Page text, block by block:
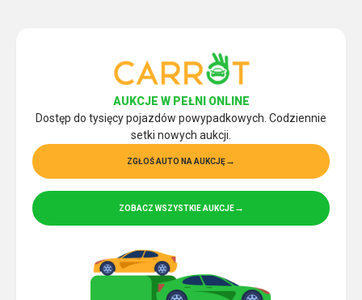
AUKCJE W PEŁNI ONLINE
Dostęp do tysięcy pojazdów powypadkowych. Codziennie
setki nowych aukcji.
ZGŁOŚ AUTO NA AUKCJĘ
ZOBACZ WSZYSTKIE AUKCJE